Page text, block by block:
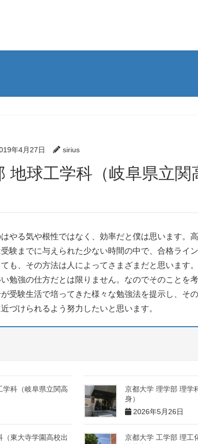
年4月27日 sirius
やる気や根性ではなく、効率だと僕は思います。
験までに与えられた少ない時間の中で、合格ライ
も、その方法は人によってさまざまだと思います
勉強の仕方だとは限りません。なのでそのことを
受験生活で培ってきた様々な勉強法を提示し、そ
づけられるよう努力したいと思います。
学科（岐阜県立関高
京都大学 理学部 理学
身）
2026年5月26日
東大寺学園高校出
京都大学 工学部 理工